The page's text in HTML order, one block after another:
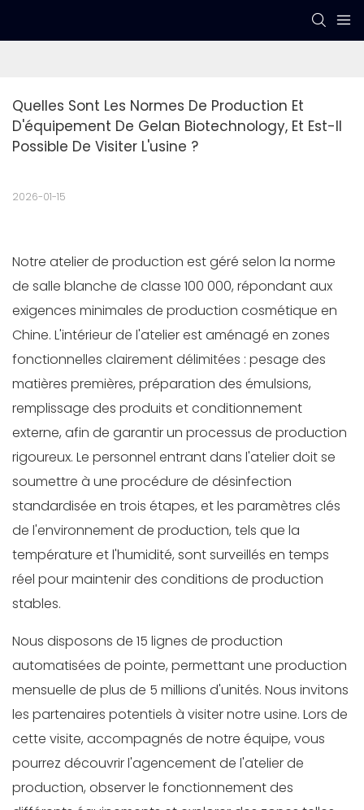
Quelles Sont Les Normes De Production Et
D'équipement De Gelan Biotechnology, Et Est-Il
Possible De Visiter L'usine ?
2026-01-15
Notre atelier de production est géré selon la norme
de salle blanche de classe 100 000, répondant aux
exigences minimales de production cosmétique en
Chine. L'intérieur de l'atelier est aménagé en zones
fonctionnelles clairement délimitées : pesage des
matières premières, préparation des émulsions,
remplissage des produits et conditionnement
externe, afin de garantir un processus de production
rigoureux. Le personnel entrant dans l'atelier doit se
soumettre à une procédure de désinfection
standardisée en trois étapes, et les paramètres clés
de l'environnement de production, tels que la
température et l'humidité, sont surveillés en temps
réel pour maintenir des conditions de production
stables.
Nous disposons de 15 lignes de production
automatisées de pointe, permettant une production
mensuelle de plus de 5 millions d'unités. Nous invitons
les partenaires potentiels à visiter notre usine. Lors de
cette visite, accompagnés de notre équipe, vous
pourrez découvrir l'agencement de l'atelier de
production, observer le fonctionnement des